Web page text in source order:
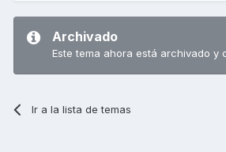
Archivado
Este tema ahora está archivado y
Ir a la lista de temas